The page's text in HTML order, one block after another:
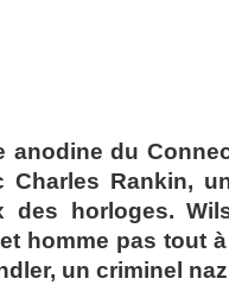
anodine du
Rankin,
des horloges.
homme pas tout
un criminel